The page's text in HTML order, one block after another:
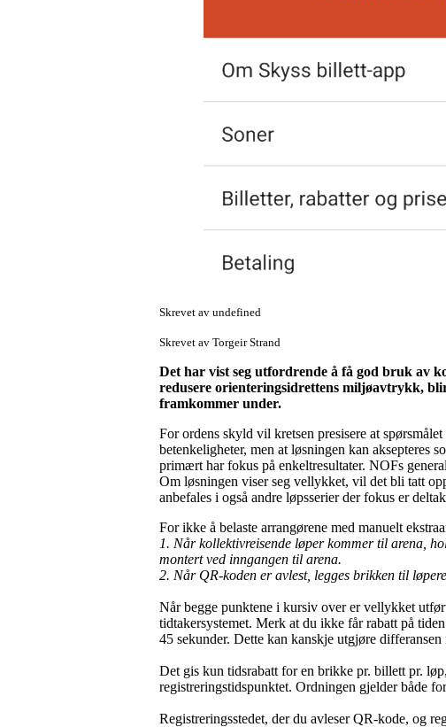
Skrevet av undefined
Skrevet av Torgeir Strand
Det har vist seg utfordrende å få god bruk av
redusere orienteringsidrettens miljøavtrykk,
framkommer under.
For ordens skyld vil kretsen presisere at
betenkeligheter, men at løsningen kan aksepteres
primært har fokus på enkeltresultater. NOFs
Om løsningen viser seg vellykket, vil det bli tatt
anbefales i også andre løpsserier der fokus er
For ikke å belaste arrangørene med manuelt
1. Når kollektivreisende løper kommer til arena,
montert ved inngangen til arena.
2. Når QR-koden er avlest, legges brikken til
Når begge punktene i kursiv over er vellykket
tidtakersystemet. Merk at du ikke får rabatt på
45 sekunder. Dette kan kanskje utgjøre differansen
Det gis kun tidsrabatt for en brikke pr. billett pr.
registreringstidspunktet. Ordningen gjelder både
Registreringsstedet, der du avleser QR-kode, og